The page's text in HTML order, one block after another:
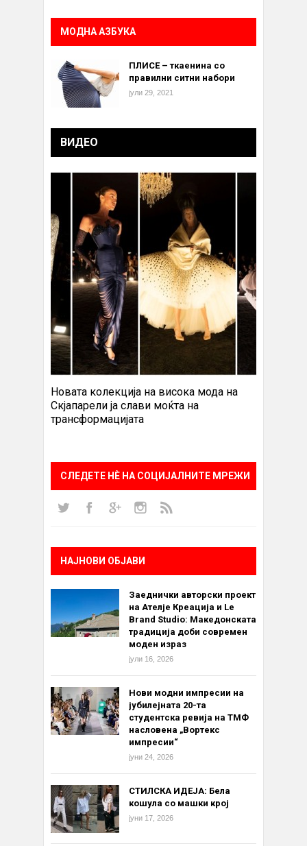
МОДНА АЗБУКА
ПЛИСЕ – ткаенина со
правилни ситни набори
јули 29, 2021
ВИДЕО
Новата колекција на висока мода на
Скјапарели ја слави моќта на
трансформацијата
СЛЕДЕТЕ НÈ НА СОЦИЈАЛНИТЕ МРЕЖИ
НАЈНОВИ ОБЈАВИ
Заеднички авторски проект
на Ателје Креација и Le
Brand Studio: Македонската
традиција доби современ
моден израз
јули 16, 2026
Нови модни импресии на
јубилејната 20-та
студентска ревија на ТМФ
насловена „Вортекс
импресии“
јуни 24, 2026
СТИЛСКА ИДЕЈА: Бела
кошула со машки крој
јуни 17, 2026